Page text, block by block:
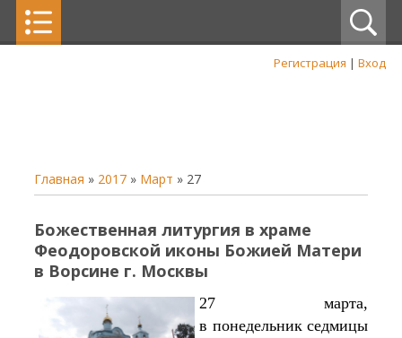
Регистрация | Вход
Главная » 2017 » Март » 27
Божественная литургия в храме
Феодоровской иконы Божией Матери
в Ворсине г. Москвы
27 марта,
в понедельник седмицы